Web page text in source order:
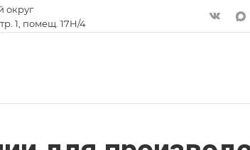
округ
1, помещ. 17Н/4